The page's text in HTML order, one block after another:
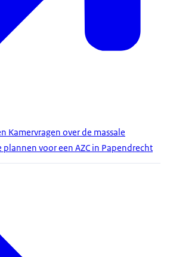
Kamervragen over de massale
voor een AZC in Papendrecht